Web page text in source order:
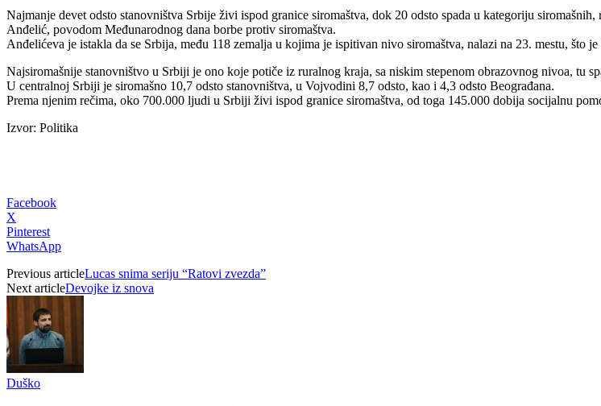
Najmanje devet odsto stanovništva Srbije živi ispod granice siromaštva, dok 20 odsto spada u kategoriju
Anđelić, povodom Međunarodnog dana borbe protiv siromaštva.
Anđelićeva je istakla da se Srbija, među 118 zemalja u kojima je ispitivan nivo siromaštva, nalazi na 23. mestu,
Najsiromašnije stanovništvo u Srbiji je ono koje potiče iz ruralnog kraja, sa niskim stepenom obrazovnog nivoa, tu
U centralnoj Srbiji je siromašno 10,7 odsto stanovništva, u Vojvodini 8,7 odsto, kao i 4,3 odsto Beograđana.
Prema njenim rečima, oko 700.000 ljudi u Srbiji živi ispod granice siromaštva, od toga 145.000 dobija socijalnu
Izvor: Politika
Facebook
X
Pinterest
WhatsApp
Previous articleLucas snima seriju “Ratovi zvezda”
Next articleDevojke iz snova
Duško